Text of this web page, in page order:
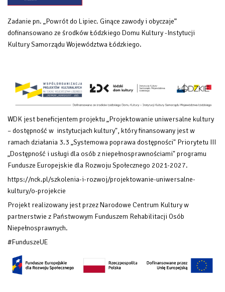
Zadanie pn. „Powrót do Lipiec. Ginące zawody i obyczaje”
dofinansowano ze środków Łódzkiego Domu Kultury -Instytucji
Kultury Samorządu Województwa Łódzkiego.
WDK jest beneficjentem projektu „Projektowanie uniwersalne kultury
– dostępność w instytucjach kultury", który finansowany jest w
ramach działania 3.3 „Systemowa poprawa dostępności" Priorytetu III
„Dostępność i usługi dla osób z niepełnosprawnościami" programu
Fundusze Europejskie dla Rozwoju Społecznego 2021-2027.
https://nck.pl/szkolenia-i-rozwoj/projektowanie-uniwersalne-
kultury/o-projekcie
Projekt realizowany jest przez Narodowe Centrum Kultury w
partnerstwie z Państwowym Funduszem Rehabilitacji Osób
Niepełnosprawnych.
#FunduszeUE